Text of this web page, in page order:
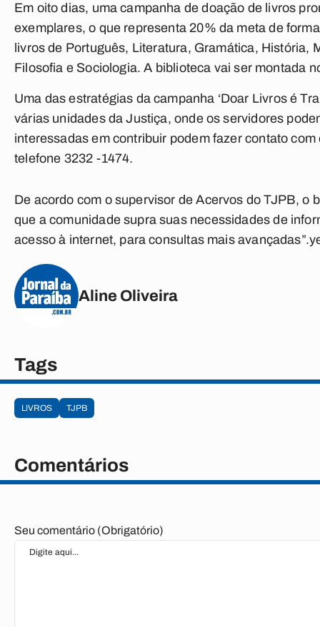
Em oito dias, uma campanha de doação de livros
exemplares, o que representa 20% da meta de
livros de Português, Literatura, Gramática,
Filosofia e Sociologia. A biblioteca vai ser montada
Uma das estratégias da campanha ‘Doar Livros é
várias unidades da Justiça, onde os servidores
interessadas em contribuir podem fazer contato
telefone 3232 -1474.
De acordo com o supervisor de Acervos do TJPB,
que a comunidade supra suas necessidades de
acesso à internet, para consultas mais
Aline Oliveira
Tags
LIVROS TJPB
Comentários
Seu comentário (Obrigatório)